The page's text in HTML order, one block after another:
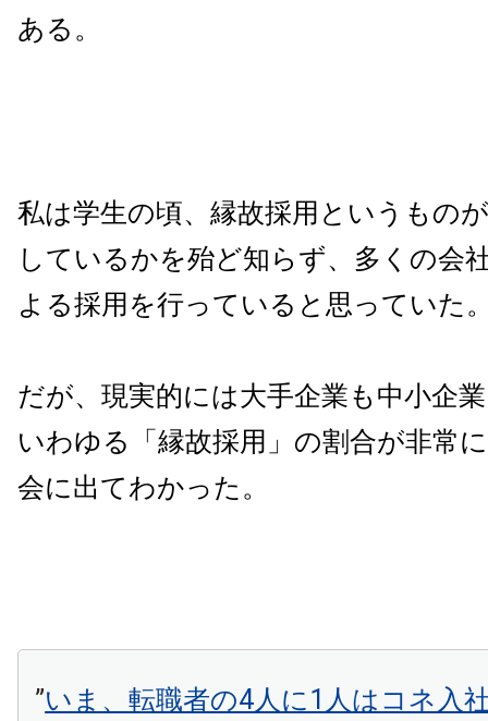
ある。
私は学生の頃、縁故採用というもの
しているかを殆ど知らず、多くの会
よる採用を行っていると思っていた
だが、現実的には大手企業も中小企
いわゆる「縁故採用」の割合が非常
会に出てわかった。
”いま、転職者の4人に1人はコネ入